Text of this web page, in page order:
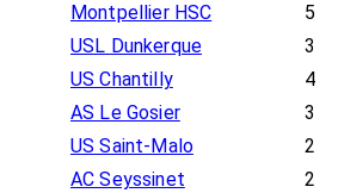
Montpellier HSC
5
USL Dunkerque
3
US Chantilly
4
AS Le Gosier
3
US Saint-Malo
2
AC Seyssinet
2